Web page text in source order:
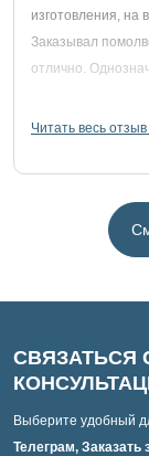
изготовления, на
Заказывал
отлично.
Читать весь
СВЯЗАТЬСЯ
Выберите удобный
Телеграм, Заказать